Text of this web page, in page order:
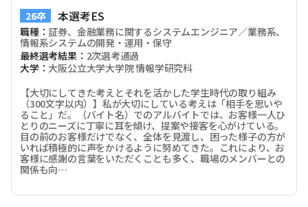
26卒 本選考ES
職種：証券、金融業務に関するシステムエンジニア／業務系、
情報系システムの開発・運用・保守
最終選考結果： 2次選考通過
大学：大阪公立大学大学院 情報学研究科
【大切にしてきた考えとそれを活かした学生時代の取り組み
（300文字以内）】私が大切にしている考えは「相手を思いや
ること」だ。（バイト名）でのアルバイトでは、お客様一人ひ
とりのニーズに丁寧に耳を傾け、提案や接客を心がけている。
目の前のお客様だけでなく、全体を見渡し、困った様子の方が
いれば積極的に声をかけるように努めてきた。これにより、お
客様に感謝の言葉をいただくことも多く、職場のメンバーとの
関係も向…